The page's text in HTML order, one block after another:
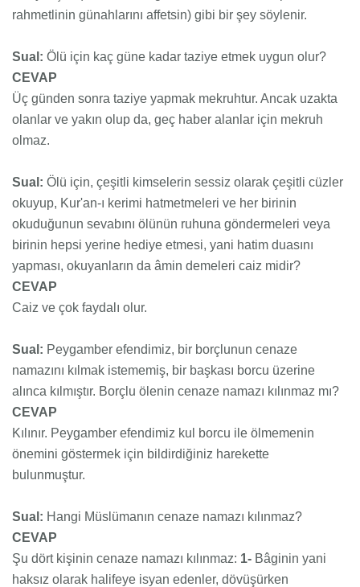
rahmetlinin günahlarını affetsin) gibi bir şey söylenir.
Sual: Ölü için kaç güne kadar taziye etmek uygun olur?
CEVAP
Üç günden sonra taziye yapmak mekruhtur. Ancak uzakta
olanlar ve yakın olup da, geç haber alanlar için mekruh
olmaz.
Sual: Ölü için, çeşitli kimselerin sessiz olarak çeşitli cüzler
okuyup, Kur'an-ı kerimi hatmetmeleri ve her birinin
okuduğunun sevabını ölünün ruhuna göndermeleri veya
birinin hepsi yerine hediye etmesi, yani hatim duasını
yapması, okuyanların da âmin demeleri caiz midir?
CEVAP
Caiz ve çok faydalı olur.
Sual: Peygamber efendimiz, bir borçlunun cenaze
namazını kılmak istememiş, bir başkası borcu üzerine
alınca kılmıştır. Borçlu ölenin cenaze namazı kılınmaz mı?
CEVAP
Kılınır. Peygamber efendimiz kul borcu ile ölmemenin
önemini göstermek için bildirdiğiniz harekette
bulunmuştur.
Sual: Hangi Müslümanın cenaze namazı kılınmaz?
CEVAP
Şu dört kişinin cenaze namazı kılınmaz: 1- Bâginin yani
haksız olarak halifeye isyan edenler, dövüşürken